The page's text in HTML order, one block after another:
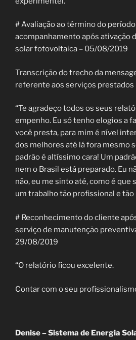
# Avaliação ao término do
acompanhamento após ativação
solar fotovoltaica – 05/08/2019
Transcrição do trecho da
referente aos serviços prestados
“Te agradeço todos os seus
empenho. Eu só tenho elogios a
você presta, para mim é nível
dos melhores até lá fora mesmo
padrão é altíssimo cara! Um
nem o Brasil está preparado. Eu
não, eu me sinto até, como é que
um trabalho tão profissional e tão
# Reconhecimento do cliente
serviço de manutenção
29/08/2019
“O relatório ficou excelente.
Contar com o seu
Denise – Sistema de Energia